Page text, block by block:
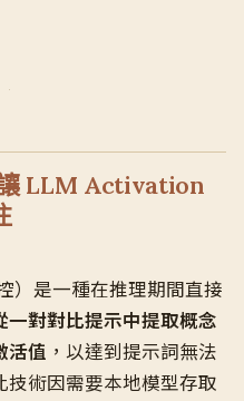
LLM Activation
）是一種在推理期間直接
一對對比提示中提取概念
活值 ，以達到提示詞無法
術因需要本地模型存取